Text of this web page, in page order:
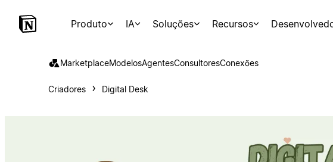
Produto IA Soluções Recursos
MarketplaceModelosAgentesConsultoresConexões
Criadores Digital Desk